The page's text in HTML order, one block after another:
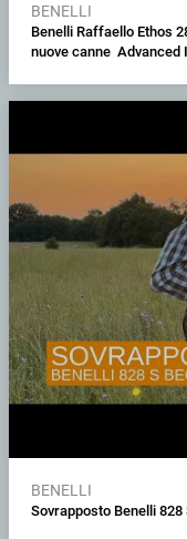
BENELLI
Benelli Raffaello Ethos
nuove canne Advanced
BENELLI
Sovrapposto Benelli